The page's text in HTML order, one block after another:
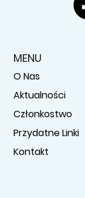
MENU
O Nas
Aktualności
Członkostwo
Przydatne Linki
Kontakt